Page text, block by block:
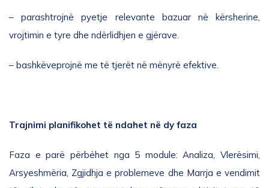
– parashtrojnë pyetje relevante bazuar në kërsherine,
vrojtimin e tyre dhe ndërlidhjen e gjërave.
– bashkëveprojnë me të tjerët në mënyrë efektive.
Trajnimi planifikohet të ndahet në dy faza
Faza e parë përbëhet nga 5 module:Analiza, Vlerësimi,
Arsyeshmëria, Zgjidhja e problemeve dhe Marrja e vendimit